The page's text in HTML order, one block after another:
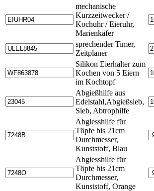
mechanische
Kurzzeitwecker /
Kochuhr / Eieruhr,
Marienkäfer
sprechender Timer,
Zeitplaner
Silikon Eierhalter zum
Kochen von 5 Eiern
im Kochtopf
Abgießhilfe aus
Edelstahl,Abgießsieb,
Sieb, Abtrophilfe
Abgiesshilfe für
Töpfe bis 21cm
Durchmesser,
Kunststoff, Blau
Abgiesshilfe für
Töpfe bis 21cm
Durchmesser,
Kunststoff, Orange